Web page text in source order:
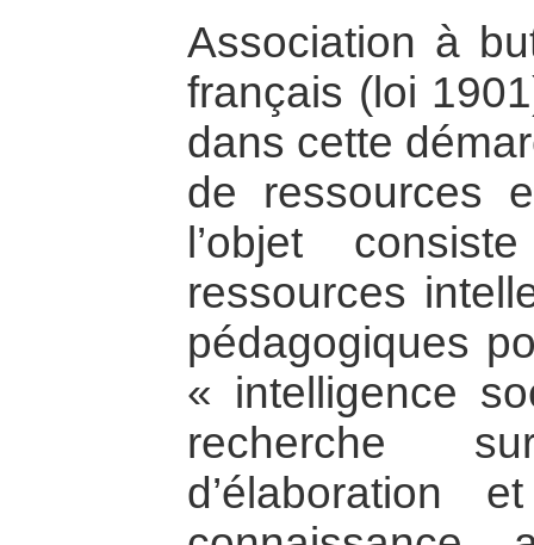
Association à
français (loi
dans cette
de ressources
l’objet
ressources
pédagogiques
« intelligence
recherche
d’élaboration